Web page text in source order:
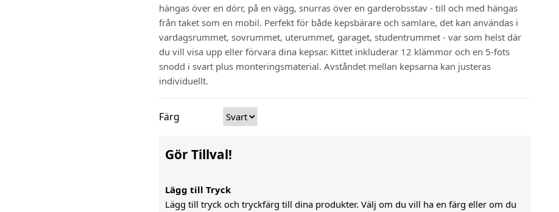
hängas över en dörr, på en vägg, snurras över en garderobsstav - till och med hängas
från taket som en mobil. Perfekt för både kepsbärare och samlare, det kan användas i
vardagsrummet, sovrummet, uterummet, garaget, studentrummet - var som helst där
du vill visa upp eller förvara dina kepsar. Kittet inkluderar 12 klämmor och en 5-fots
snodd i svart plus monteringsmaterial. Avståndet mellan kepsarna kan justeras
individuellt.
Färg
Gör Tillval!
Lägg till Tryck
Lägg till tryck och tryckfärg till dina produkter. Välj om du vill ha en färg eller om du